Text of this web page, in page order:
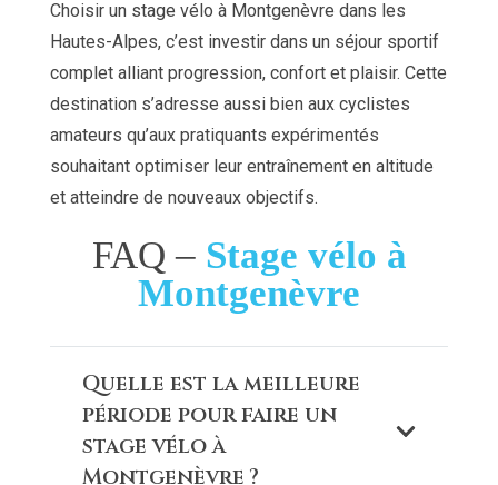
Choisir un stage vélo à Montgenèvre dans les
Hautes-Alpes, c’est investir dans un séjour sportif
complet alliant progression, confort et plaisir. Cette
destination s’adresse aussi bien aux cyclistes
amateurs qu’aux pratiquants expérimentés
souhaitant optimiser leur entraînement en altitude
et atteindre de nouveaux objectifs.
FAQ – Stage vélo à
Montgenèvre
Quelle est la meilleure
période pour faire un
stage vélo à
Montgenèvre ?